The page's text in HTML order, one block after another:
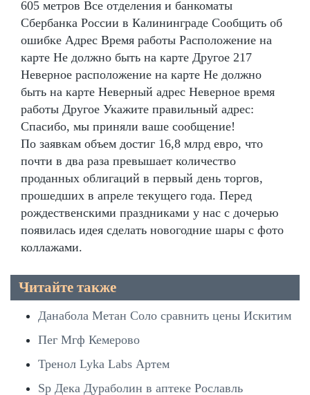
605 метров Все отделения и банкоматы
Сбербанка России в Калининграде Сообщить об
ошибке Адрес Время работы Расположение на
карте Не должно быть на карте Другое 217
Неверное расположение на карте Не должно
быть на карте Неверный адрес Неверное время
работы Другое Укажите правильный адрес:
Спасибо, мы приняли ваше сообщение!
По заявкам объем достиг 16,8 млрд евро, что
почти в два раза превышает количество
проданных облигаций в первый день торгов,
прошедших в апреле текущего года. Перед
рождественскими праздниками у нас с дочерью
появилась идея сделать новогодние шары с фото
коллажами.
Читайте также
Данабола Метан Соло сравнить цены Искитим
Пег Мгф Кемерово
Тренол Lyka Labs Артем
Sp Дека Дураболин в аптеке Рославль